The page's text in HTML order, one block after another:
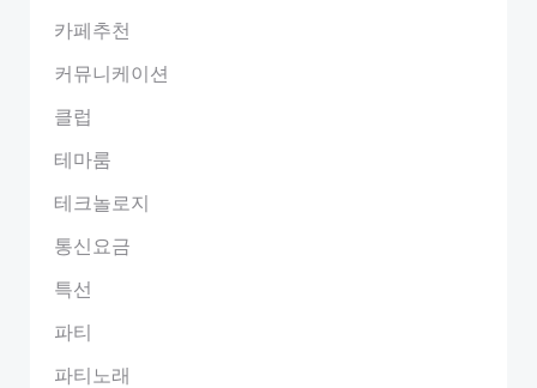
카페추천
커뮤니케이션
클럽
테마룸
테크놀로지
통신요금
특선
파티
파티노래